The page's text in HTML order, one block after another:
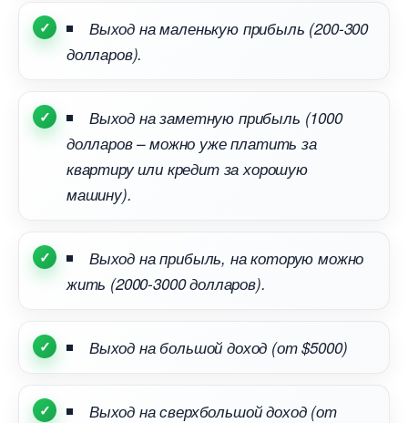
ыход на маленькую прибыль (200-300
долларов).
ыход на заметную прибыль (1000
долларов – можно уже платить за
квартиру или кредит за хорошую
машину).
ыход на прибыль, на которую можно
жить (2000-3000 долларов).
ыход на большой доход (от $5000)
ыход на сверхбольшой доход (от